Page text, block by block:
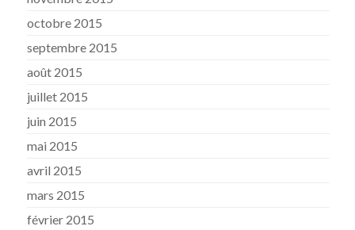
octobre 2015
septembre 2015
août 2015
juillet 2015
juin 2015
mai 2015
avril 2015
mars 2015
février 2015